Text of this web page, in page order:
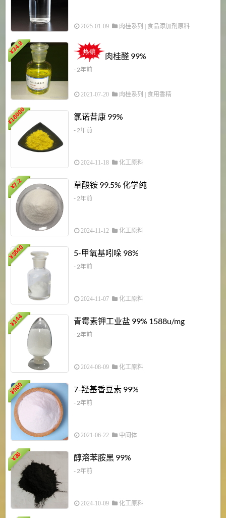
2025-01-09 肉桂系列 食品添加剂原料
¥
34.8
肉桂醛 99%
- 2年前
2021-07-20 肉桂系列 食用香精
¥
18000 氯诺昔康 99%
- 2年前
2024-11-18 化工原料
¥
7.2 草酸铵 99.5% 化学纯
- 2年前
2024-11-12 化工原料
¥
3840 5-甲氧基吲哚 98%
- 2年前
2024-11-07 化工原料
¥
144 青霉素钾工业盐 99% 1588u/mg
- 2年前
2024-08-09 化工原料
¥
960 7-羟基香豆素 99%
- 2年前
2021-06-22 中间体
¥
36 醇溶苯胺黑 99%
- 2年前
2024-10-09 化工原料